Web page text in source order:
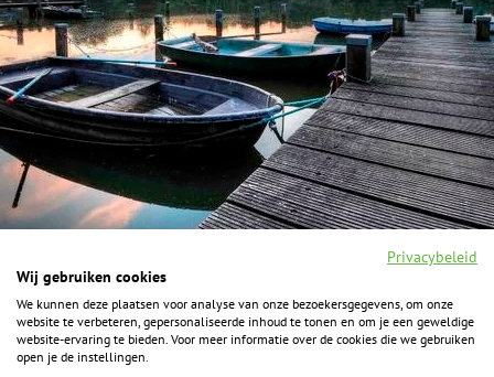
F
a
c
I
n
s
Y
o
u
P
i
n
Privacybeleid
Wij gebruiken cookies
We kunnen deze plaatsen voor analyse van onze bezoekersgegevens, om onze
website te verbeteren, gepersonaliseerde inhoud te tonen en om je een geweldige
website-ervaring te bieden. Voor meer informatie over de cookies die we gebruiken
open je de instellingen.